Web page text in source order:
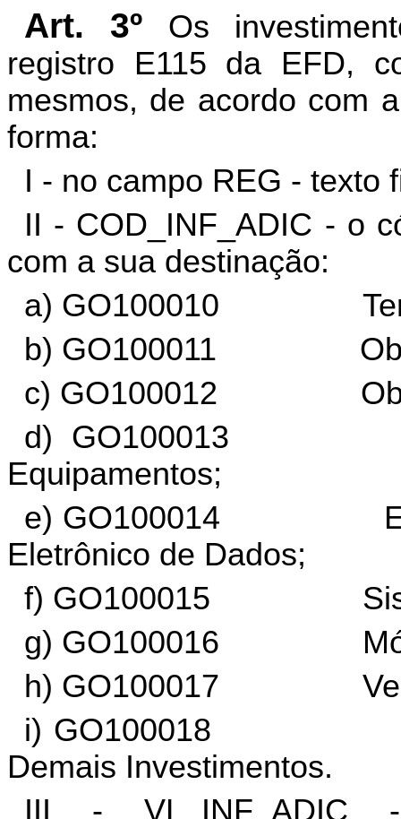
Art. 3º Os
registro E115 da EFD,
mesmos, de acordo com
forma:
I - no campo REG - texto
II - COD_INF_ADIC - o
com a sua destinação:
a) GO100010
b) GO100011
c) GO100012 Obras
d) GO100013
Equipamentos;
e) GO100014
Eletrônico de Dados;
f) GO100015
g) GO100016
h) GO100017
i) GO100018
Demais Investimentos.
III - VL_INF_ADIC